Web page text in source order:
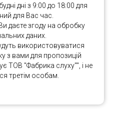
дні з 9:00 до 18:00 для
для Вас час.
даєте згоду на обробку
даних.
використовуватися
з вами для пропозицій
ТОВ "Фабрика слуху"", і не
третім особам.